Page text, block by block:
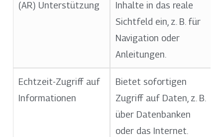
(AR) Unterstützung
Inhalte in das reale
Sichtfeld ein, z. B. für
Navigation oder
Anleitungen.
Echtzeit-Zugriff auf
Informationen
Bietet sofortigen
Zugriff auf Daten, z. B.
über Datenbanken
oder das Internet.